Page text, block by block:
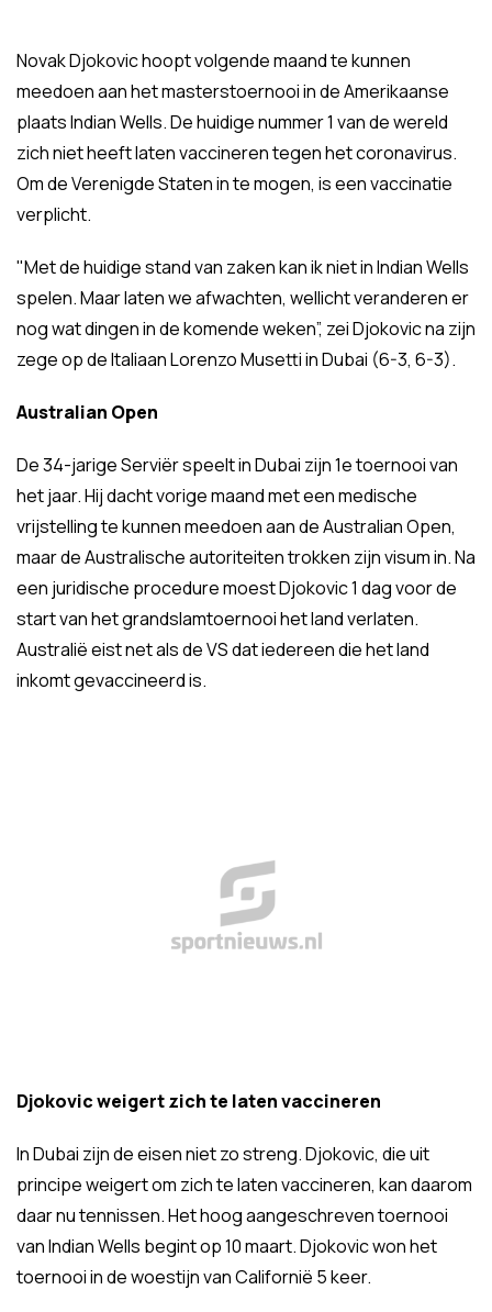
Novak Djokovic hoopt volgende maand te kunnen
meedoen aan het masterstoernooi in de Amerikaanse
plaats Indian Wells. De huidige nummer 1 van de wereld
zich niet heeft laten vaccineren tegen het coronavirus.
Om de Verenigde Staten in te mogen, is een vaccinatie
verplicht.
"Met de huidige stand van zaken kan ik niet in Indian Wells
spelen. Maar laten we afwachten, wellicht veranderen er
nog wat dingen in de komende weken”, zei Djokovic na zijn
zege op de Italiaan Lorenzo Musetti in Dubai (6-3, 6-3).
Australian Open
De 34-jarige Serviër speelt in Dubai zijn 1e toernooi van
het jaar. Hij dacht vorige maand met een medische
vrijstelling te kunnen meedoen aan de Australian Open,
maar de Australische autoriteiten trokken zijn visum in. Na
een juridische procedure moest Djokovic 1 dag voor de
start van het grandslamtoernooi het land verlaten.
Australië eist net als de VS dat iedereen die het land
inkomt gevaccineerd is.
Djokovic weigert zich te laten vaccineren
In Dubai zijn de eisen niet zo streng. Djokovic, die uit
principe weigert om zich te laten vaccineren, kan daarom
daar nu tennissen. Het hoog aangeschreven toernooi
van Indian Wells begint op 10 maart. Djokovic won het
toernooi in de woestijn van Californië 5 keer.